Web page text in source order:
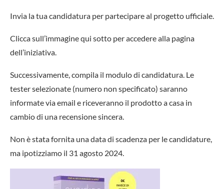
Invia la tua candidatura per partecipare al progetto ufficiale.
Clicca sull’immagine qui sotto per accedere alla pagina
dell’iniziativa.
Successivamente, compila il modulo di candidatura. Le
tester selezionate (numero non specificato) saranno
informate via email e riceveranno il prodotto a casa in
cambio di una recensione sincera.
Non è stata fornita una data di scadenza per le candidature,
ma ipotizziamo il 31 agosto 2024.